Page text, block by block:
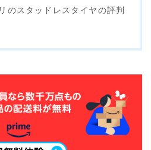
のスタッドレスタイヤの評判